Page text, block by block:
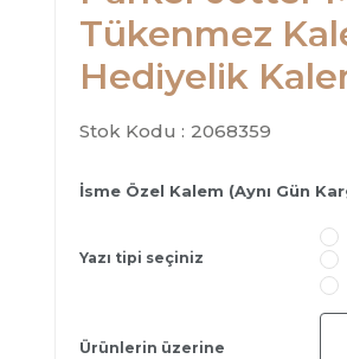
Tükenmez
Hediyelik
Stok Kodu : 2068359
İsme Özel Kalem (Aynı Gün
Yazı tipi seçiniz
Ürünlerin üzerine